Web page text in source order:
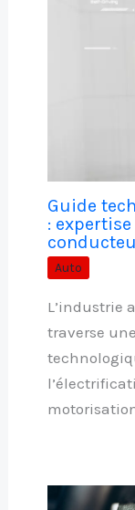
Guide
:
Auto
L’industrie
traverse